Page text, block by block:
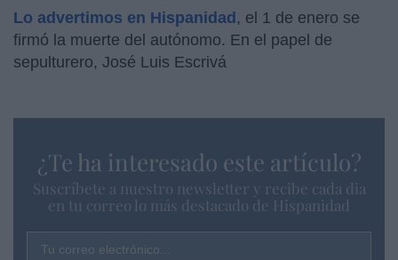
Lo advertimos en Hispanidad, el 1 de enero se
firmó la muerte del autónomo. En el papel de
sepulturero, José Luis Escrivá
¿Te ha interesado este artículo?
Suscríbete a nuestro newsletter y recibe cada dia
en tu correo lo más destacado de Hispanidad
Tu correo electrónico...